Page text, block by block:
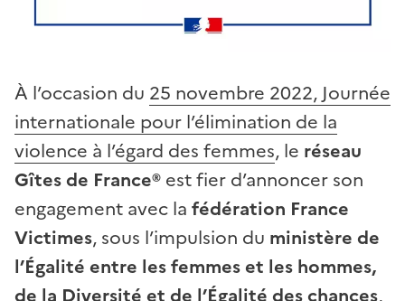
À l’occasion du 25 novembre 2022, Journée
internationale pour l’élimination de la
violence à l’égard des femmes, le réseau
Gîtes de France® est fier d’annoncer son
engagement avec la fédération France
Victimes, sous l’impulsion du ministère de
l’Égalité entre les femmes et les hommes,